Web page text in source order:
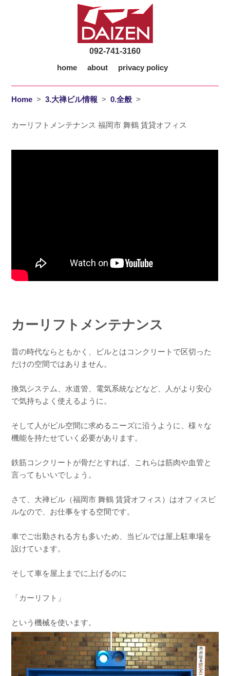
092-741-3160
home
about privacy policy
Home >3.大禅ビル情報 >0.全般 >
カーリフトメンテナンス 福岡市 舞鶴 賃貸オフィス
カーリフトメンテナンス
昔の時代ならともかく、ビルとはコンクリートで区切った
だけの空間ではありません。
換気システム、水道管、電気系統などなど、人がより安心
で気持ちよく使えるように。
そして人がビル空間に求めるニーズに沿うように、様々な
機能を持たせていく必要があります。
鉄筋コンクリートが骨だとすれば、これらは筋肉や血管と
言ってもいいでしょう。
さて、大禅ビル（福岡市 舞鶴 賃貸オフィス）はオフィスビ
ルなので、お仕事をする空間です。
車でご出勤される方も多いため、当ビルでは屋上駐車場を
設けています。
そして車を屋上までに上げるのに
「カーリフト」
という機械を使います。